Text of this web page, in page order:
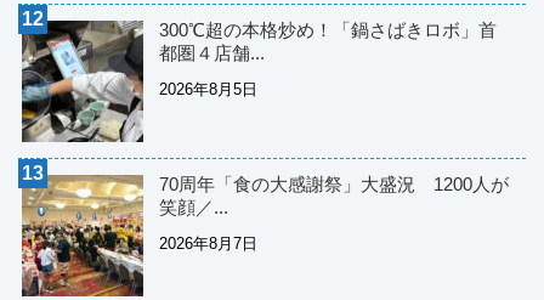
300℃超の本格炒め！「鍋さばきロボ」首
都圏４店舗...
2026年8月5日
70周年「食の大感謝祭」大盛況 1200人が
笑顔／...
2026年8月7日